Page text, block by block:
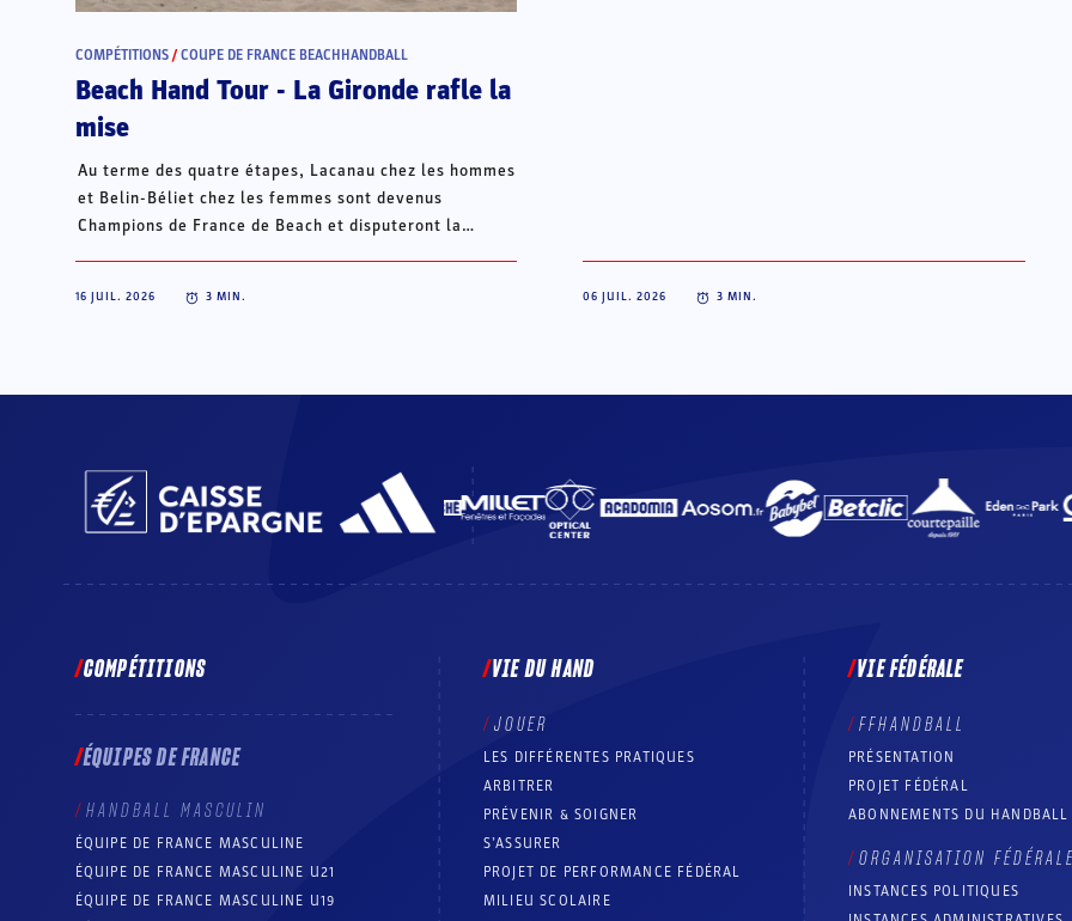
COMPÉTITIONS /COUPE DE FRANCE BEACHHANDBALL
Beach Hand Tour - La Gironde rafle la
mise
Au terme des quatre étapes, Lacanau chez les hommes
et Belin-Béliet chez les femmes sont devenus
Champions de France de Beach et disputeront la
16 JUIL. 2026 3 MIN. 06 JUIL. 2026 3 MIN.
COMPÉTITIONS
ÉQUIPES DE FRANCE
HANDBALL MASCULIN
ÉQUIPE DE FRANCE MASCULINE
ÉQUIPE DE FRANCE MASCULINE U21
ÉQUIPE DE FRANCE MASCULINE U19
VIE DU HAND
JOUER
LES DIFFÉRENTES PRATIQUES
ARBITRER
PRÉVENIR & SOIGNER
S’ASSURER
PROJET DE PERFORMANCE FÉDÉRAL
MILIEU SCOLAIRE
VIE FÉDÉRALE
FFHANDBALL
PRÉSENTATION
PROJET FÉDÉRAL
ABONNEMENTS DU HANDBALL
ORGANISATION FÉDÉRALE
INSTANCES POLITIQUES